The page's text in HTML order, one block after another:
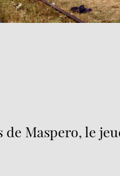
de Maspero, le